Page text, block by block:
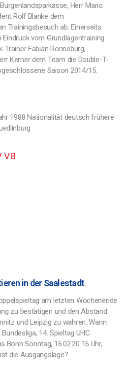
Herr Mario
Rolf Blanke dem
Trainingsbesuch ab. Einerseits
vom Grundlagentraining
Trainer Fabian Ronneburg,
Kerner dem Team die Double-T-
Saison 2014/15.
1988 Nationalität deutsch frühere
in der Saalestadt
am letzten Wochenende
zu bestätigen und den Abstand
und Leipzig zu wahren. Wann
14. Spieltag UHC
Bonn Sonntag, 16.02.20 16 Uhr,
die Ausgangslage?